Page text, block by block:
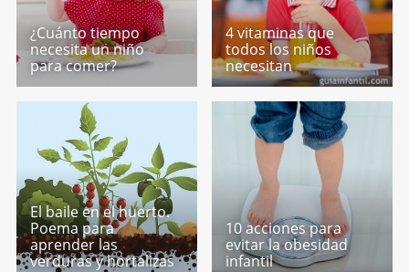
¿Cuánto tiempo
necesita un niño
para comer?
4 vitaminas que
todos los niños
necesitan
El baile en el huerto.
Poema para
aprender las
verduras y hortalizas
10 acciones para
evitar la obesidad
infantil